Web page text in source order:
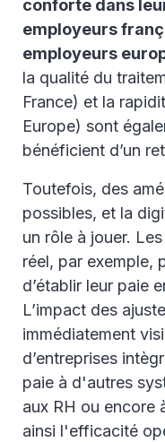
conforte dans
employeurs
employeurs
la qualité du
France) et la
Europe) sont
bénéficient d’un
Toutefois, des
possibles, et la
un rôle à jouer.
réel, par exemple,
d’établir leur paie
L’impact des
immédiatement
d’entreprises
paie à d'autres
aux RH ou encore
ainsi l'efficacité